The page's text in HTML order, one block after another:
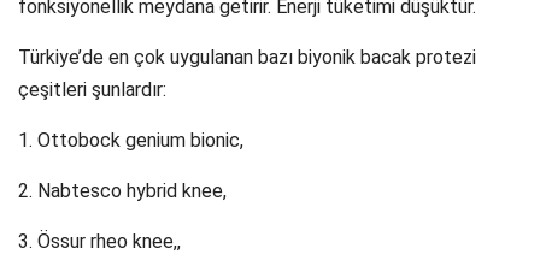
fonksiyonellik meydana getirir. Enerji tüketimi düşüktür.
Türkiye’de en çok uygulanan bazı biyonik bacak protezi
çeşitleri şunlardır:
1. Ottobock genium bionic,
2. Nabtesco hybrid knee,
3. Össur rheo knee,,